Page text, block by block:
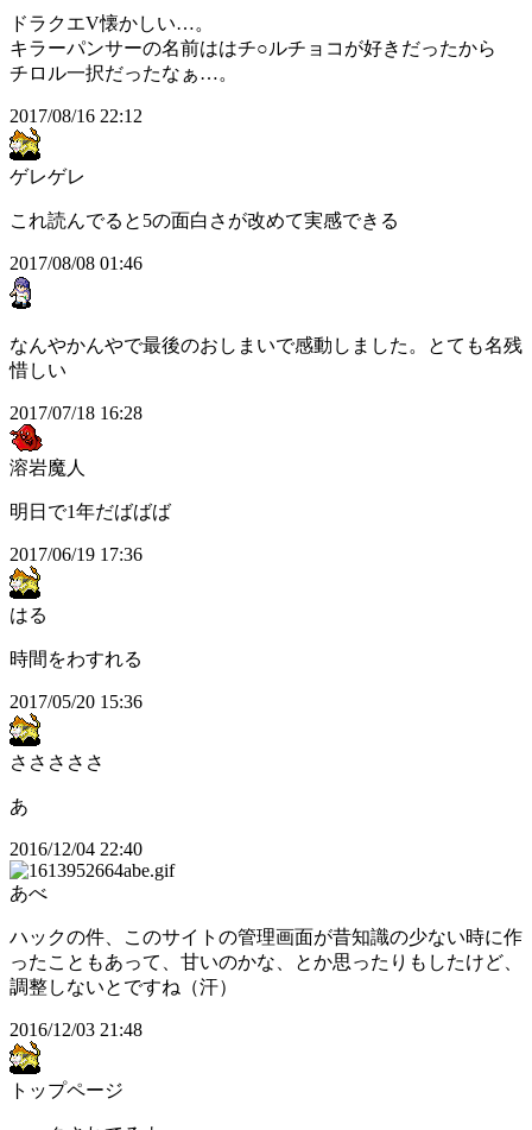
ドラクエV懐かしい…。
キラーパンサーの名前ははチ○ルチョコが好きだったから
チロル一択だったなぁ…。
2017/08/16 22:12
ゲレゲレ
これ読んでると5の面白さが改めて実感できる
2017/08/08 01:46
なんやかんやで最後のおしまいで感動しました。とても名残
惜しい
2017/07/18 16:28
溶岩魔人
明日で1年だばばば
2017/06/19 17:36
はる
時間をわすれる
2017/05/20 15:36
さささささ
あ
2016/12/04 22:40
あべ
ハックの件、このサイトの管理画面が昔知識の少ない時に作
ったこともあって、甘いのかな、とか思ったりもしたけど、
調整しないとですね（汗）
2016/12/03 21:48
トップページ